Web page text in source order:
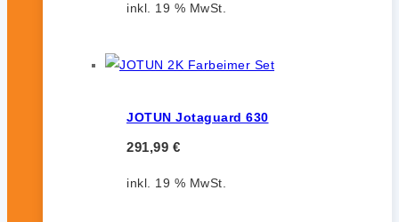
inkl. 19 % MwSt.
JOTUN Jotaguard 630
291,99 €
inkl. 19 % MwSt.